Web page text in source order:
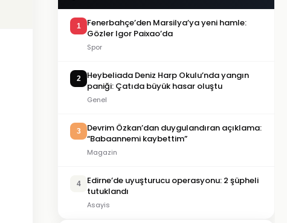
1
Fenerbahçe’den Marsilya’ya yeni hamle:
Gözler Igor Paixao’da
Spor
2
Heybeliada Deniz Harp Okulu’nda yangın
paniği: Çatıda büyük hasar oluştu
Genel
3
Devrim Özkan’dan duygulandıran açıklama:
“Babaannemi kaybettim”
Magazin
4
Edirne’de uyuşturucu operasyonu: 2 şüpheli
tutuklandı
Asayis